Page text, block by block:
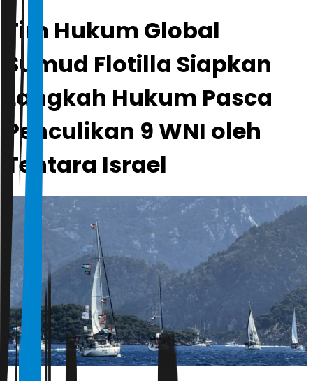
Tim Hukum Global
Sumud Flotilla Siapkan
Langkah Hukum Pasca
Penculikan 9 WNI oleh
Tentara Israel